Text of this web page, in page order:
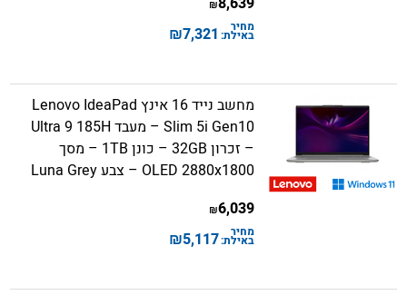
₪
מחיר
באילת: 7,321
₪
מחשב נייד 16 אינץ Lenovo IdeaPad
Slim 5i Gen10 – מעבד Ultra 9 185H
– זכרון 32GB – כונן 1TB – מסך
OLED 2880x1800 – צבע Luna Grey
6,039
₪
מחיר
באילת:5,117
₪